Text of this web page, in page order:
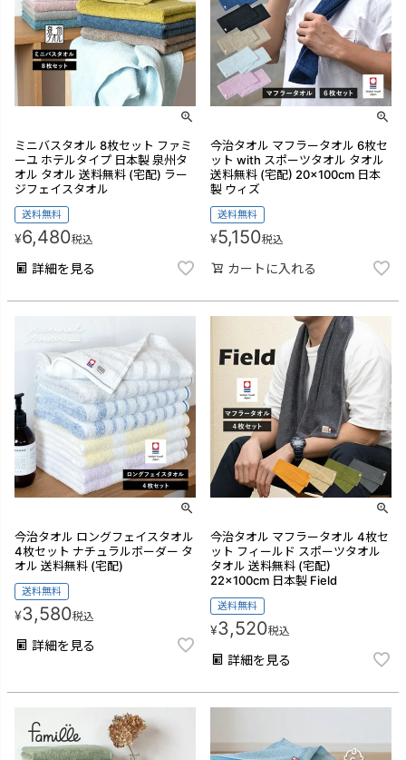
ミニバスタオル 8枚セット ファミ
ーユ ホテルタイプ 日本製 泉州タ
オル タオル 送料無料 (宅配) ラー
ジフェイスタオル
送料無料
¥6,480税込
詳細を見る
今治タオル マフラータオル 6枚セ
ット with スポーツタオル タオル
送料無料 (宅配) 20×100cm 日本
製 ウィズ
送料無料
¥5,150税込
カートに入れる
今治タオル ロングフェイスタオル
4枚セット ナチュラルボーダー タ
オル 送料無料 (宅配)
送料無料
¥3,580税込
詳細を見る
今治タオル マフラータオル 4枚セ
ット フィールド スポーツタオル
タオル 送料無料 (宅配)
22×100cm 日本製 Field
送料無料
¥3,520税込
詳細を見る